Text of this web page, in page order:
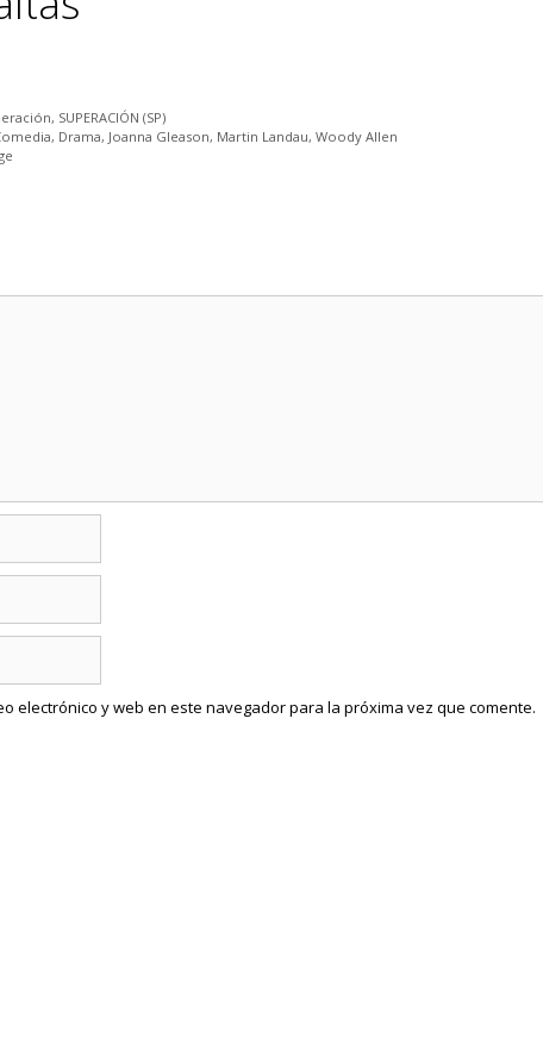
, SUPERACIÓN (SP)
, Drama, Joanna Gleason, Martin Landau, Woody Allen
electrónico y web en este navegador para la próxima vez que comente.